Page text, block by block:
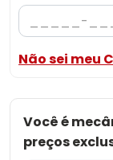
Não sei meu
Você é
preços